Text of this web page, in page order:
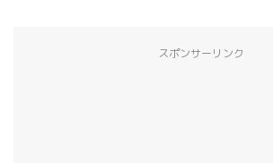
スポンサーリンク